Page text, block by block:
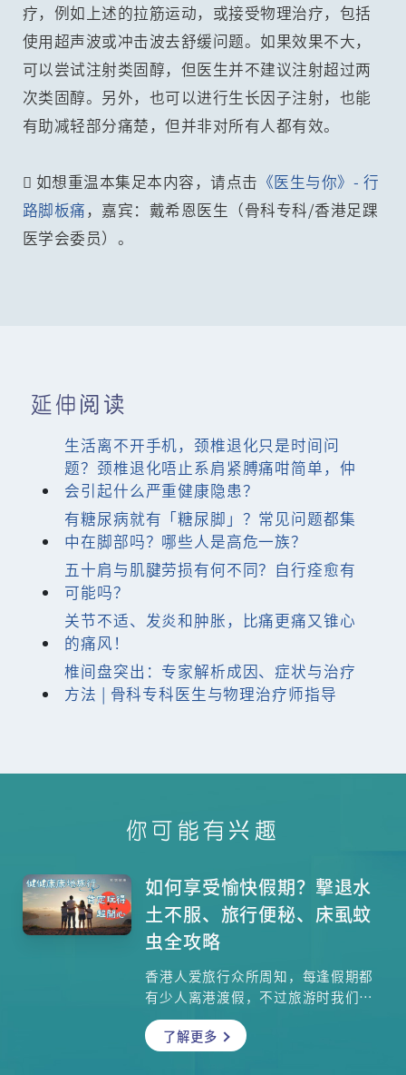
疗，例如上述的拉筋运动，或接受物理治疗，包括
使用超声波或冲击波去舒缓问题。如果效果不大，
可以尝试注射类固醇，但医生并不建议注射超过两
次类固醇。另外，也可以进行生长因子注射，也能
有助减轻部分痛楚，但并非对所有人都有效。
 如想重温本集足本内容，请点击 《医生与你》- 行
路脚板痛 ，嘉宾：戴希恩医生（骨科专科/香港足踝
医学会委员）。
延伸阅读
生活离不开手机，颈椎退化只是时间问
题？颈椎退化唔止系肩紧膊痛咁简单，仲
会引起什么严重健康隐患？
有糖尿病就有「糖尿脚」？常见问题都集
中在脚部吗？哪些人是高危一族？
五十肩与肌腱劳损有何不同？自行痊愈有
可能吗？
关节不适、发炎和肿胀，比痛更痛又锥心
的痛风！
椎间盘突出：专家解析成因、症状与治疗
方法 | 骨科专科医生与物理治疗师指导
你可能有兴趣
如何享受愉快假期？撃退水
土不服、旅行便秘、床虱蚊
虫全攻略
香港人爱旅行众所周知，每逢假期都
有少人离港渡假，不过旅游时我们都
要注意健康，究竟有什么疾病要提
防？旅游前、旅游时以及旅游后有什
了解更多